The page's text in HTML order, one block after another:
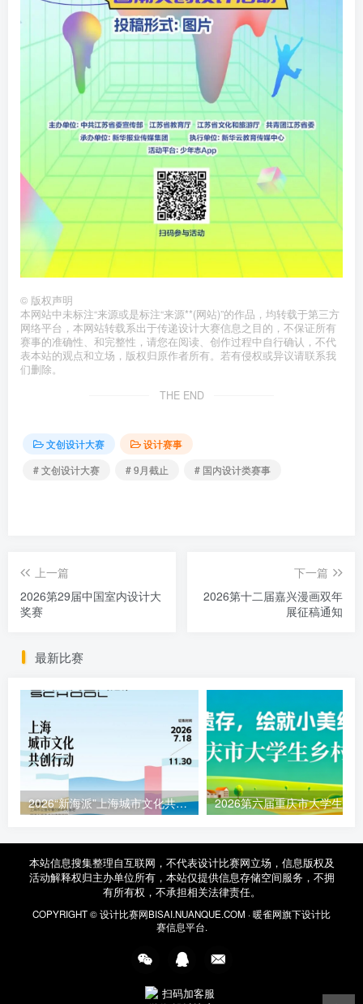
© 版权声明
本网站中未标注“来源或是标注“来源**(网站)”的作品，均转载于第三方
网络平台，本网站转载系出于传递设计大赛信息之目的，不保证所有
赛事的准确性、和完整性，请您在阅读、创作过程中自行确认，不代
表本站的观点和立场，版权归原作者所有。若有侵权或异议请联系我
们删除。
THE END
文创设计大赛
设计赛事
# 文创设计大赛
# 9月截止 # 国内设计类赛事
上一篇
2026第29届中国室内设计大
奖赛
下一篇
2026第十二届嘉兴漫画双年
展征稿通知
最新比赛
2026“新海派”上海城市文化共创行动征集函
本站信息搜集整理自互联网，不代表设计比赛网立场，信息版权及
活动解释权归主办单位所有，本站仅提供信息存储空间服务，不拥
有所有权，不承担相关法律责任。
COPYRIGHT ©设计比赛网BISAI.NUANQUE.COM ·暖雀网旗下设计比
赛信息平台.